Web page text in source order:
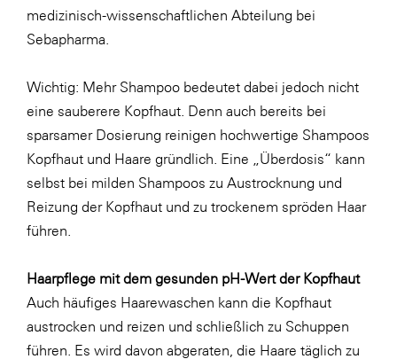
Trend Micro
VALETTA
Verband Druck Medien Österreich
Wirtschaftskammer Salzburg
WKS Fachgruppe Fahrzeughandel und
Fahrzeugtechnik
WK UBIT
Zühlke
Media
medizinisch-wissenschaftlichen Abteilung bei
Sebapharma.
Wichtig: Mehr Shampoo bedeutet dabei jedoch nicht
eine sauberere Kopfhaut. Denn auch bereits bei
sparsamer Dosierung reinigen hochwertige Shampoos
Kopfhaut und Haare gründlich. Eine „Überdosis“ kann
selbst bei milden Shampoos zu Austrocknung und
Reizung der Kopfhaut und zu trockenem spröden Haar
führen.
Haarpflege mit dem gesunden pH-Wert der Kopfhaut
Auch häufiges Haarewaschen kann die Kopfhaut
austrocken und reizen und schließlich zu Schuppen
führen. Es wird davon abgeraten, die Haare täglich zu